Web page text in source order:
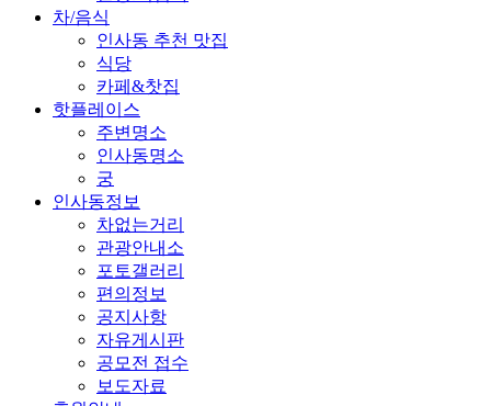
차/음식
인사동 추천 맛집
식당
카페&찻집
핫플레이스
주변명소
인사동명소
궁
인사동정보
차없는거리
관광안내소
포토갤러리
편의정보
공지사항
자유게시판
공모전 접수
보도자료